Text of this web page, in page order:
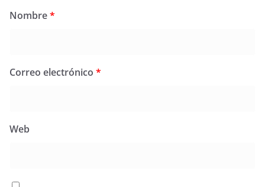
Nombre*
Correo electrónico *
Web